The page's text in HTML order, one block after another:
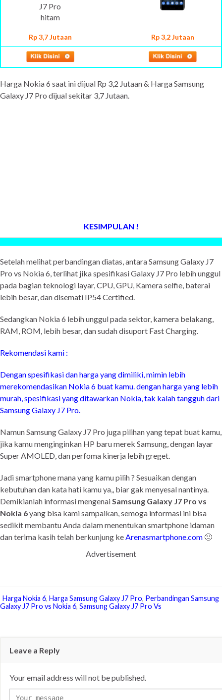
Rp 3,7 Jutaan Rp 3,2 Jutaan
Harga Nokia 6 saat ini dijual Rp 3,2 Jutaan & Harga Samsung
Galaxy J7 Pro dijual sekitar 3,7 Jutaan.
KESIMPULAN !
Setelah melihat perbandingan diatas, antara Samsung Galaxy J7
Pro vs Nokia 6, terlihat jika spesifikasi Galaxy J7 Pro lebih unggul
pada bagian teknologi layar, CPU, GPU, Kamera selfie, baterai
lebih besar, dan disemati IP54 Certified.
Sedangkan Nokia 6 lebih unggul pada sektor, kamera belakang,
RAM, ROM, lebih besar, dan sudah disuport Fast Charging.
Rekomendasi kami :
Dengan spesifikasi dan harga yang dimiliki, mimin lebih
merekomendasikan Nokia 6 buat kamu. dengan harga yang lebih
murah, spesifikasi yang ditawarkan Nokia, tak kalah tangguh dari
Samsung Galaxy J7 Pro.
Namun Samsung Galaxy J7 Pro juga pilihan yang tepat buat kamu,
jika kamu menginginkan HP baru merek Samsung, dengan layar
Super AMOLED, dan perfoma kinerja lebih greget.
Jadi smartphone mana yang kamu pilih ? Sesuaikan dengan
kebutuhan dan kata hati kamu ya,, biar gak menyesal nantinya.
Demikianlah informasi mengenaiSamsung Galaxy J7 Pro vs
Nokia 6yang bisa kami sampaikan, semoga informasi ini bisa
sedikit membantu Anda dalam menentukan smartphone idaman
dan terima kasih telah berkunjung keArenasmartphone.com 🙂
Advertisement
Harga Nokia 6, Harga Samsung Galaxy J7 Pro, Perbandingan Samsung
Galaxy J7 Pro vs Nokia 6, Samsung Galaxy J7 Pro Vs
Leave a Reply
Your email address will not be published.